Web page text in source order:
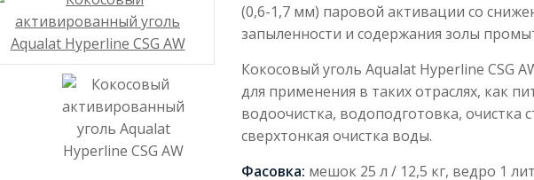
(0,6-1,7 мм) паровой активации со
запыленности и содержания золы
Кокосовый уголь Aqualat Hyperline CSG
для применения в таких отраслях, как
водоочистка, водоподготовка, очистка
сверхтонкая очистка воды.
Фасовка: мешок 25 л / 12,5 кг, ведро 1